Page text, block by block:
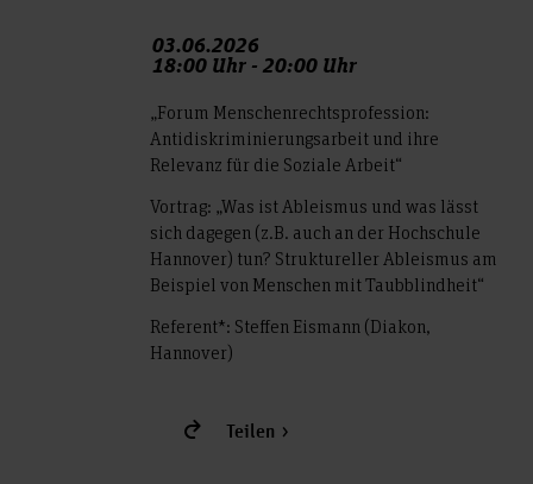
03.06.2026
18:00 Uhr - 20:00 Uhr
„Forum Menschenrechtsprofession:
Antidiskriminierungsarbeit und ihre
Relevanz für die Soziale Arbeit“
Vortrag: „Was ist Ableismus und was lässt
sich dagegen (z.B. auch an der Hochschule
Hannover) tun? Struktureller Ableismus am
Beispiel von Menschen mit Taubblindheit“
Referent*: Steffen Eismann (Diakon,
Hannover)
Teilen